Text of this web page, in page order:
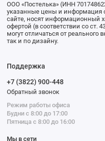
ООО «Постелька» (ИНН
указанные цены и информация
сайте, носят информационный
офертой (в соответствии со ст.
могут отличаться от реального
так и по дизайну.
Поддержка
+7 (3822) 900-448
Обратный звонок
Режим работы офиса
Будни с 8:00 до 17:00
Пятница с 8:00 до 16:00
Мы в сети